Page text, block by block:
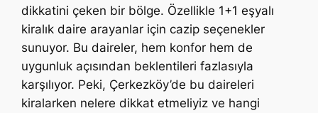
dikkatini çeken bir bölge. Özellikle 1+1 eşyalı
kiralık daire arayanlar için cazip seçenekler
sunuyor. Bu daireler, hem konfor hem de
uygunluk açısından beklentileri fazlasıyla
karşılıyor. Peki, Çerkezköy’de bu daireleri
kiralarken nelere dikkat etmeliyiz ve hangi